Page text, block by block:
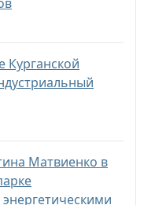
Курганской
Матвиенко в